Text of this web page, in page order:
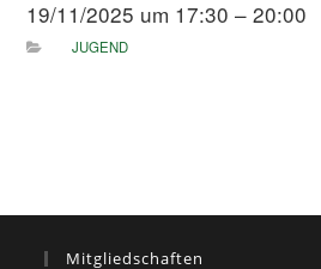
19/11/2025 um 17:30 – 20:00
JUGEND
Mitgliedschaften